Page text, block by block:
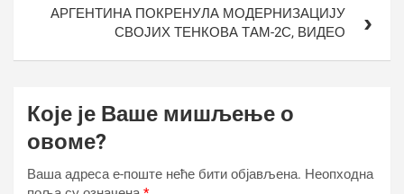
АРГЕНТИНА ПОКРЕНУЛА МОДЕРНИЗАЦИЈУ
СВОЈИХ ТЕНКОВА ТАМ-2С, ВИДЕО
Које је Ваше мишљење о
овоме?
Ваша адреса е-поште неће бити објављена. Неопходна